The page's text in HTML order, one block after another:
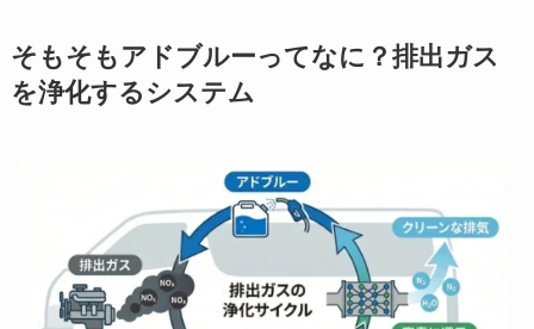
そもそもアドブルーってなに？排出ガス
を浄化するシステム